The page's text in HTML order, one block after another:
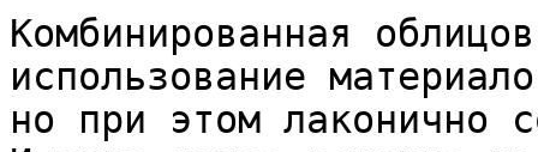
Комбинированная
использование
но при этом лаконично